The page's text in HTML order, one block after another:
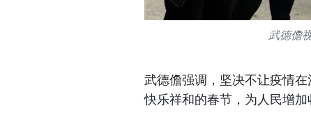
武德儋
武德儋强调，坚决不让疫情
快乐祥和的春节，为人民增加